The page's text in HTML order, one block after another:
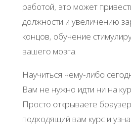
работой, это может
должности и увеличению
концов, обучение
вашего мозга.
Научиться чему-либо
Вам не нужно идти ни на
Просто открываете
подходящий вам курс и